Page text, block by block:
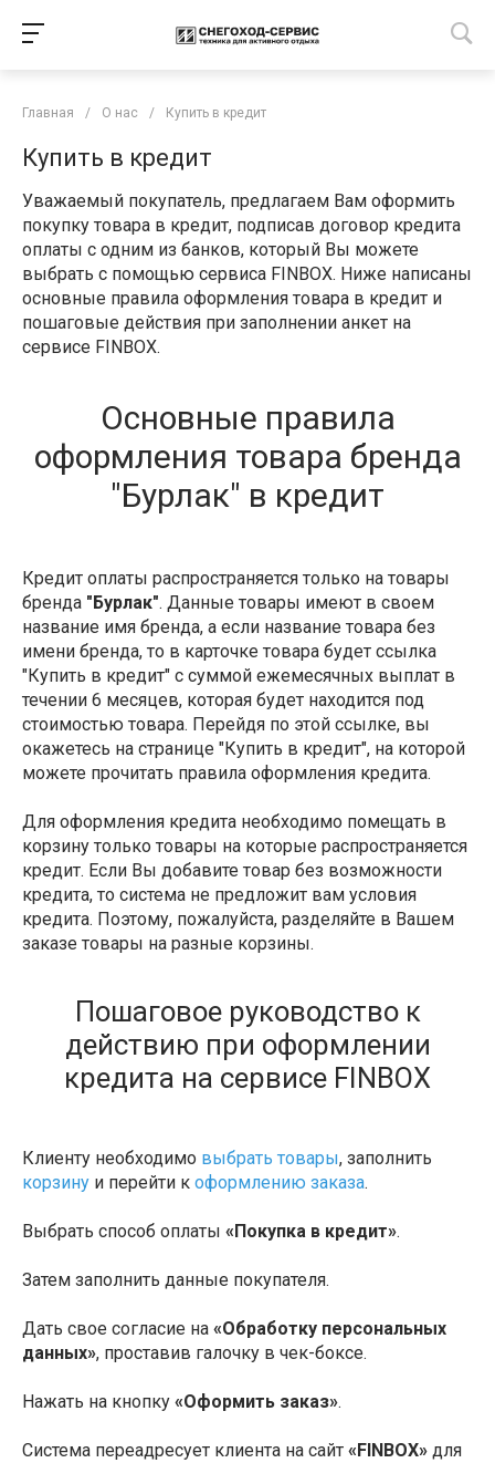
Главная / О нас / Купить в кредит
Купить в кредит
Уважаемый покупатель, предлагаем Вам оформить
покупку товара в кредит, подписав договор кредита
оплаты с одним из банков, который Вы можете
выбрать с помощью сервиса FINBOX. Ниже написаны
основные правила оформления товара в кредит и
пошаговые действия при заполнении анкет на
сервисе FINBOX.
Основные правила
оформления товара бренда
"Бурлак" в кредит
Кредит оплаты распространяется только на товары
бренда "Бурлак". Данные товары имеют в своем
название имя бренда, а если название товара без
имени бренда, то в карточке товара будет ссылка
"Купить в кредит" с суммой ежемесячных выплат в
течении 6 месяцев, которая будет находится под
стоимостью товара. Перейдя по этой ссылке, вы
окажетесь на странице "Купить в кредит", на которой
можете прочитать правила оформления кредита.
Для оформления кредита необходимо помещать в
корзину только товары на которые распространяется
кредит. Если Вы добавите товар без возможности
кредита, то система не предложит вам условия
кредита. Поэтому, пожалуйста, разделяйте в Вашем
заказе товары на разные корзины.
Пошаговое руководство к
действию при оформлении
кредита на сервисе FINBOX
Клиенту необходимо выбрать товары, заполнить
корзину и перейти к оформлению заказа.
Выбрать способ оплаты «Покупка в кредит».
Затем заполнить данные покупателя.
Дать свое согласие на «Обработку персональных
данных», проставив галочку в чек-боксе.
Нажать на кнопку «Оформить заказ».
Система переадресует клиента на сайт «FINBOX» для